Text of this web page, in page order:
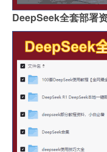
DeepSeek全套部署